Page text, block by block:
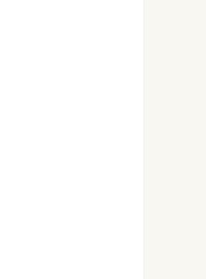
ごし方を提案
学の日が来てしまうのを止